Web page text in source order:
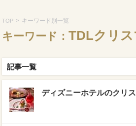
TOP > キーワード別一覧
キーワード： TDLクリ
記事一覧
ディズニーホテルのクリ